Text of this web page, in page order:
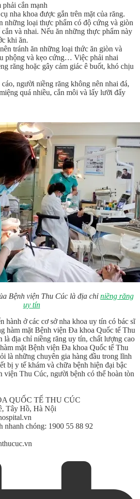
cắn mạnh
nha khoa được gắn trên mặt của răng.
những loại thực phẩm có độ cứng và giòn
và nhai. Nếu ăn những thực phẩm này
khi ăn.
tránh ăn những loại thức ăn giòn và
phộng và kẹo cứng… Việc phải nhai
răng hoặc gây cảm giác ê buốt, khó chịu
người niềng răng không nên nhai đá,
quá nhiều, cắn môi và lấy lưỡi đẩy
Bệnh viện Thu Cúc là địa chỉniềng răng
uy tín
hành ở các cơ sở nha khoa uy tín có bác sĩ
hàm mặt Bệnh viện Đa khoa Quốc tế Thu
là địa chỉ niềng răng uy tín, chất lượng cao
mặt Bệnh viện Đa khoa Quốc tế Thu
là những chuyên gia hàng đầu trong lĩnh
bị y tế khám và chữa bệnh hiện đại bậc
viện Thu Cúc, người bệnh có thể hoàn tòn
QUỐC TẾ THU CÚC
Tây Hồ, Hà Nội
nhanh chóng: 1900 55 88 92